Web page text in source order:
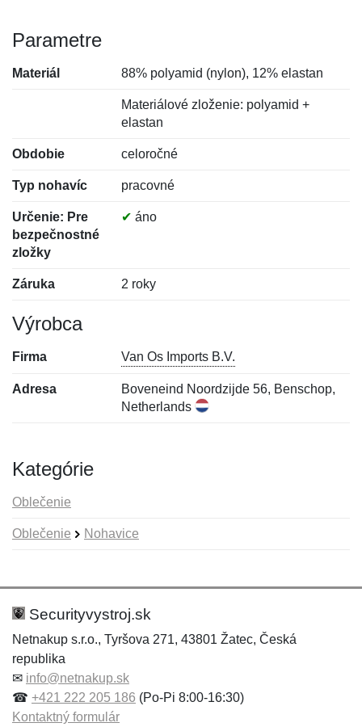
Parametre
Materiál 88% polyamid (nylon), 12% elastan
Materiálové zloženie: polyamid +
elastan
Obdobie celoročné
Typ nohavíc pracovné
Určenie: Pre
bezpečnostné
zložky
✔ áno
Záruka 2 roky
Výrobca
Firma Van Os Imports B.V.
Adresa
Boveneind Noordzijde 56, Benschop,
Netherlands
Kategórie
Oblečenie
Oblečenie Nohavice
Hodnotenie:
Meno:*
Meno:
E-mail:*
Securityvystroj.sk
Netnakup s.r.o., Tyršova 271, 43801 Žatec, Česká
republika
✉ info@netnakup.sk
☎ +421 222 205 186 (Po-Pi 8:00-16:30)
Kontaktný formulár